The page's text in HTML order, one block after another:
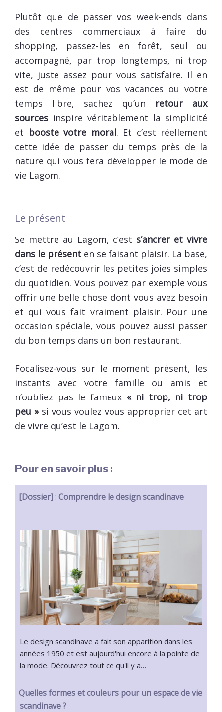
Plutôt que de passer vos week-ends dans
des centres commerciaux à faire du
shopping, passez-les en forêt, seul ou
accompagné, par trop longtemps, ni trop
vite, juste assez pour vous satisfaire. Il en
est de même pour vos vacances ou votre
temps libre, sachez qu’un retour aux
sources inspire véritablement la simplicité
et booste votre moral. Et c’est réellement
cette idée de passer du temps près de la
nature qui vous fera développer le mode de
vie Lagom.
Le présent
Se mettre au Lagom, c’est s’ancrer et vivre
dans le présent en se faisant plaisir. La base,
c’est de redécouvrir les petites joies simples
du quotidien. Vous pouvez par exemple vous
offrir une belle chose dont vous avez besoin
et qui vous fait vraiment plaisir. Pour une
occasion spéciale, vous pouvez aussi passer
du bon temps dans un bon restaurant.
Focalisez-vous sur le moment présent, les
instants avec votre famille ou amis et
n’oubliez pas le fameux « ni trop, ni trop
peu »si vous voulez vous approprier cet art
de vivre qu’est le Lagom.
Pour en savoir plus :
[Dossier] : Comprendre le design scandinave
Le design scandinave a fait son apparition dans les
années 1950 et est aujourd'hui encore à la pointe de
la mode. Découvrez tout ce qu'il y a…
Quelles formes et couleurs pour un espace de vie
scandinave ?